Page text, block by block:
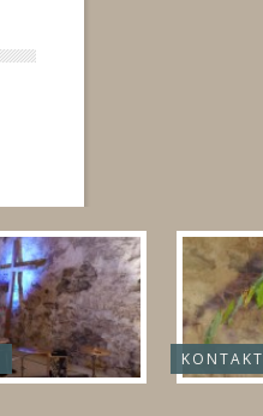
KONTAKT